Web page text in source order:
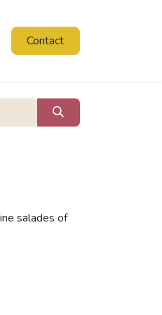
Contact
salades of